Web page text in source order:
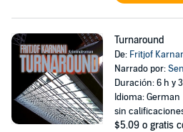
Turnaround
De: Fritjof
Narrado por:
Duración: 6 h y
Idioma: German
sin
$5.09 o gratis